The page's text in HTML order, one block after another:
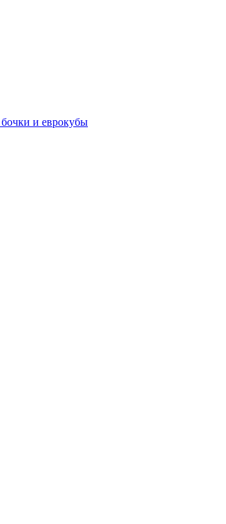
и еврокубы